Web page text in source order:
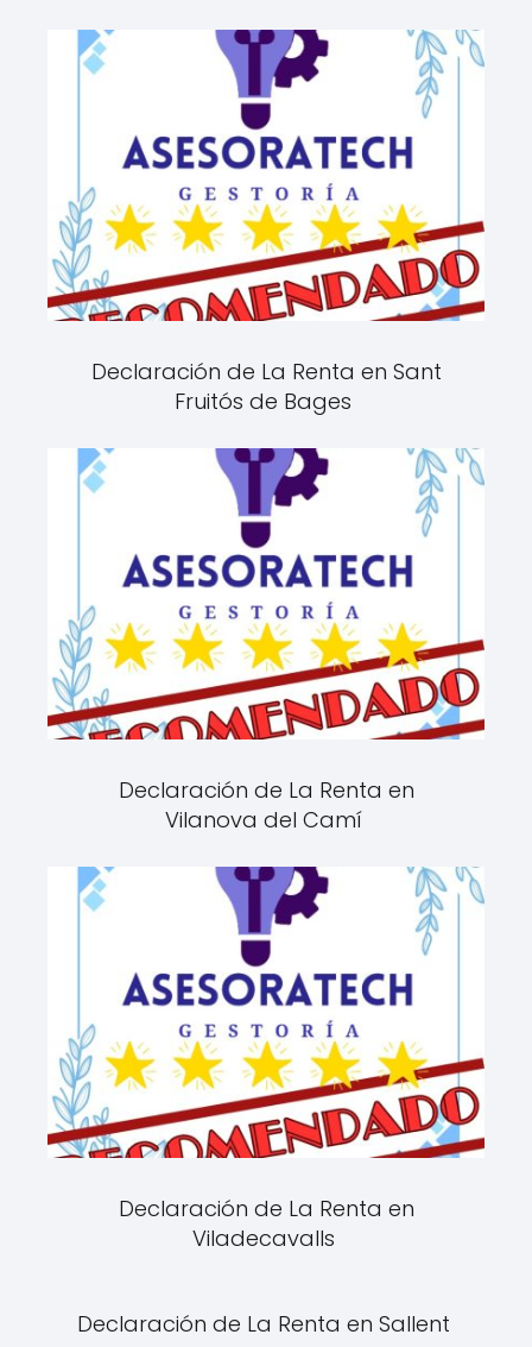
Declaración de La Renta en Sant
Fruitós de Bages
Declaración de La Renta en
Vilanova del Camí
Declaración de La Renta en
Viladecavalls
Declaración de La Renta en Sallent